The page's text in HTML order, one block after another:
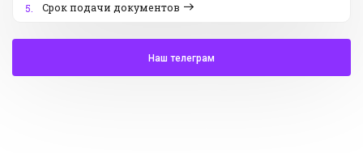
5.
Срок подачи документов
Наш телеграм